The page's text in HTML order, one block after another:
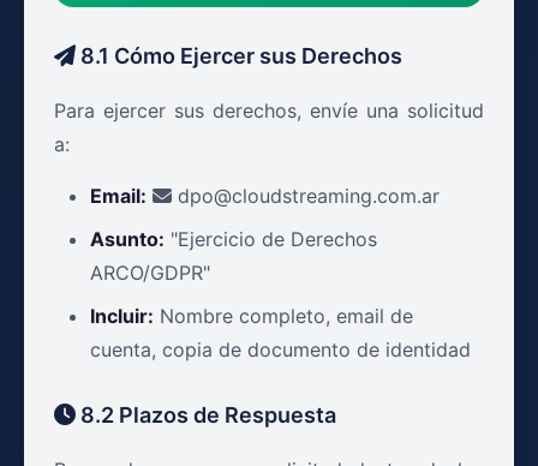
8.1 Cómo Ejercer sus Derechos
Para ejercer sus derechos, envíe una solicitud
a:
Email:
dpo@cloudstreaming.com.ar
Asunto: "Ejercicio de Derechos
ARCO/GDPR"
Incluir: Nombre completo, email de
cuenta, copia de documento de identidad
8.2 Plazos de Respuesta